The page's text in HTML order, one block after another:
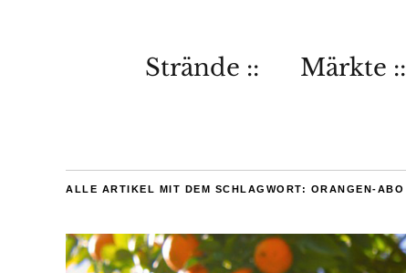
Strände :: Märkte ::
ALLE ARTIKEL MIT DEM SCHLAGWORT: ORANGEN-ABO